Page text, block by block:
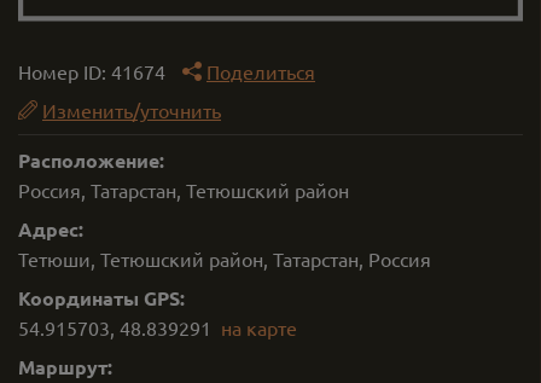
Номер ID: 41674
Поделиться
Изменить/уточнить
Расположение:
Россия, Татарстан, Тетюшский район
Адрес:
Тетюши, Тетюшский район, Татарстан, Россия
Координаты GPS:
54.915703, 48.839291 на карте
Маршрут: